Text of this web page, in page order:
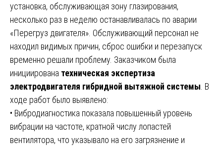
установка, обслуживающая зону глазирования,
несколько раз в неделю останавливалась по аварии
«Перегруз двигателя». Обслуживающий персонал не
находил видимых причин, сброс ошибки и перезапуск
временно решали проблему. Заказчиком была
инициирована техническая экспертиза
электродвигателя гибридной вытяжной системы . В
ходе работ было выявлено:
• Вибродиагностика показала повышенный уровень
вибрации на частоте, кратной числу лопастей
вентилятора, что указывало на его загрязнение и